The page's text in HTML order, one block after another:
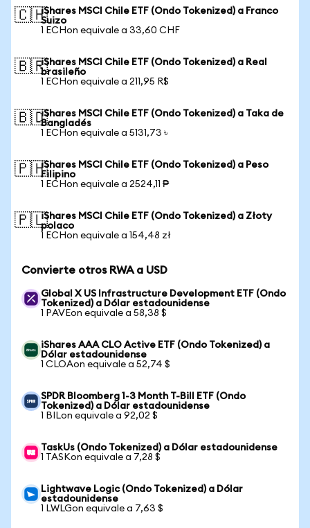
🇨🇭iShares MSCI Chile ETF (Ondo Tokenized) a Franco
Suizo
1 ECHon equivale a 33,60 CHF
🇧🇷iShares MSCI Chile ETF (Ondo Tokenized) a Real
brasileño
1 ECHon equivale a 211,95 R$
🇧🇩iShares MSCI Chile ETF (Ondo Tokenized) a Taka de
Bangladés
1 ECHon equivale a 5131,73 ৳
🇵🇭iShares MSCI Chile ETF (Ondo Tokenized) a Peso
Filipino
1 ECHon equivale a 2524,11 ₱
🇵🇱iShares MSCI Chile ETF (Ondo Tokenized) a Złoty
polaco
1 ECHon equivale a 154,48 zł
Convierte otros RWA a USD
Global X US Infrastructure Development ETF (Ondo
Tokenized) a Dólar estadounidense
1 PAVEon equivale a 58,38 $
iShares AAA CLO Active ETF (Ondo Tokenized) a
Dólar estadounidense
1 CLOAon equivale a 52,74 $
SPDR Bloomberg 1-3 Month T-Bill ETF (Ondo
Tokenized) a Dólar estadounidense
1 BILon equivale a 92,02 $
TaskUs (Ondo Tokenized) a Dólar estadounidense
1 TASKon equivale a 7,28 $
Lightwave Logic (Ondo Tokenized) a Dólar
estadounidense
1 LWLGon equivale a 7,63 $